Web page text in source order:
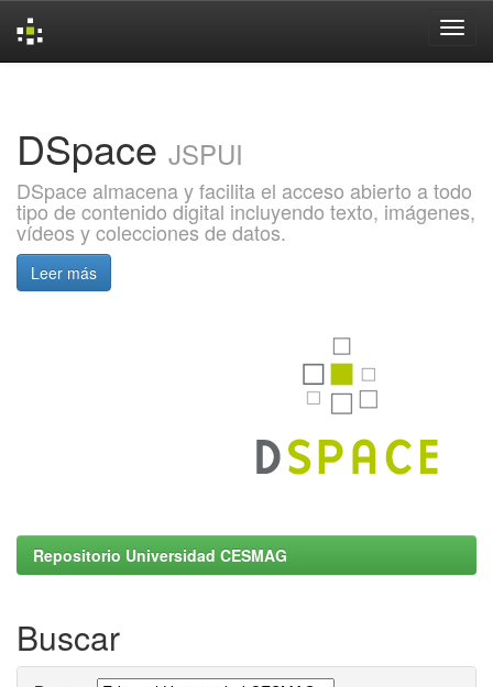
DSpace JSPUI
DSpace almacena y facilita el acceso abierto a todo
tipo de contenido digital incluyendo texto, imágenes,
vídeos y colecciones de datos.
Leer más
Repositorio Universidad CESMAG
Buscar